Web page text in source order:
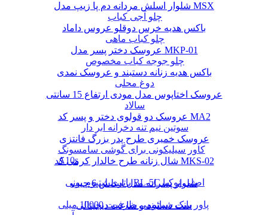
چلو آجی کباب
چلو کباب ماهی
چلو جوجه کباب مخصوص
دوغ محلی
سالاد
سوتین نیم تنه دخرانه ابر دار
کاور سیلیکونی برای گوشی سامسونگ
A10s
باتری لیتیوم یونی BL-5C اصلی نوکیا
پاور بانک شیائومی ظرفیت 10000 میلی
شلوار اسلش مردانه دم پا زیپ مدل MSX
باکس هدیه خرس دوقلو عروس داماد
عروسک دختر پسر مدل MKP-01
باکس هدیه زنانه دستبند و عروسک نمدی
عروسک اختاپوس مدل مودی ارتفاع 15 سانتی
عروسک دو قولوی دختر و پسر کد MA2
عروسک خمیری طرح پدر بزرگ فانتزی
شال زنانه طرح خالدار کرمی کد MKS-02
شلوار پسرانه مدل اسلش 6 جیب
ست دستبند و ساعت دیجیتالی